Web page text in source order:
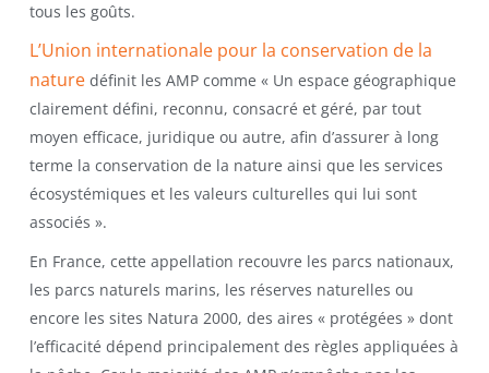
tous les goûts.
L’Union internationale pour la conservation de la
naturedéfinit les AMP comme « Un espace géographique
clairement défini, reconnu, consacré et géré, par tout
moyen efficace, juridique ou autre, afin d’assurer à long
terme la conservation de la nature ainsi que les services
écosystémiques et les valeurs culturelles qui lui sont
associés ».
En France, cette appellation recouvre les parcs nationaux,
les parcs naturels marins, les réserves naturelles ou
encore les sites Natura 2000, des aires « protégées » dont
l’efficacité dépend principalement des règles appliquées à